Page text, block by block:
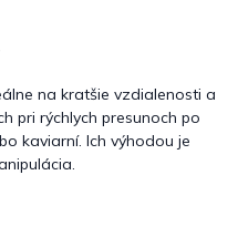
na kratšie vzdialenosti a
pri rýchlych presunoch po
kaviarní. Ich výhodou je